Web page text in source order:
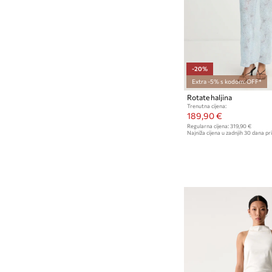
-20%
Extra -5% s kodom: OFF*
Rotate haljina
Trenutna cijena:
189,90 €
Regularna cijena: 319,90 €
Najniža cijena u zadnjih 30 dana